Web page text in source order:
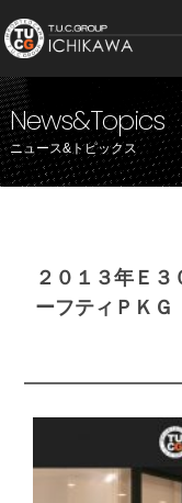
News&Topics
ニュース&トピックス
２０１３年Ｅ
ーフティＰＫ